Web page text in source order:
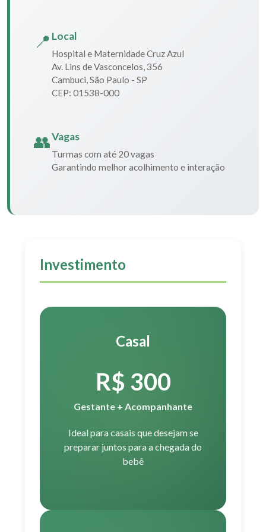
📍 Local
Hospital e Maternidade Cruz Azul
Av. Lins de Vasconcelos, 356
Cambuci, São Paulo - SP
CEP: 01538-000
👥Vagas
Turmas com até 20 vagas
Garantindo melhor acolhimento e interação
Investimento
Casal
R$ 300
Gestante + Acompanhante
Ideal para casais que desejam se
preparar juntos para a chegada do
bebê